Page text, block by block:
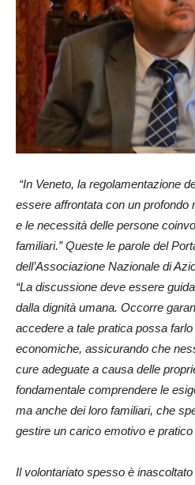
“In Veneto, la regolamentazione
essere affrontata con un profondo
e le necessità delle persone
familiari.” Queste le parole del
dell’Associazione Nazionale di
“La discussione deve essere
dalla dignità umana. Occorre
accedere a tale pratica possa
economiche, assicurando che
cure adeguate a causa delle
fondamentale comprendere le
ma anche dei loro familiari, che
gestire un carico emotivo e
Il volontariato spesso è